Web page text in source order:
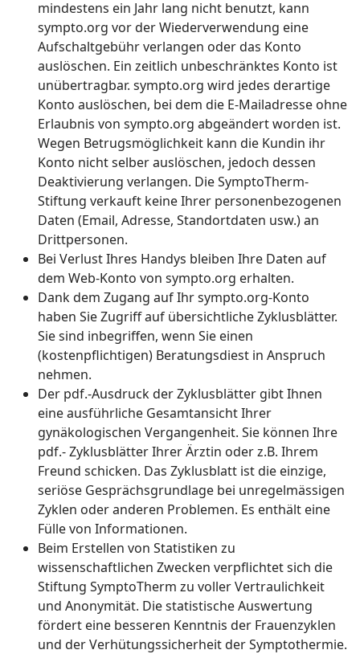
mindestens ein Jahr lang nicht benutzt, kann
sympto.org vor der Wiederverwendung eine
Aufschaltgebühr verlangen oder das Konto
auslöschen. Ein zeitlich unbeschränktes Konto ist
unübertragbar. sympto.org wird jedes derartige
Konto auslöschen, bei dem die E-Mailadresse ohne
Erlaubnis von sympto.org abgeändert worden ist.
Wegen Betrugsmöglichkeit kann die Kundin ihr
Konto nicht selber auslöschen, jedoch dessen
Deaktivierung verlangen. Die SymptoTherm-
Stiftung verkauft keine Ihrer personenbezogenen
Daten (Email, Adresse, Standortdaten usw.) an
Drittpersonen.
Bei Verlust Ihres Handys bleiben Ihre Daten auf
dem Web-Konto von sympto.org erhalten.
Dank dem Zugang auf Ihr sympto.org-Konto
haben Sie Zugriff auf übersichtliche Zyklusblätter.
Sie sind inbegriffen, wenn Sie einen
(kostenpflichtigen) Beratungsdiest in Anspruch
nehmen.
Der pdf.-Ausdruck der Zyklusblätter gibt Ihnen
eine ausführliche Gesamtansicht Ihrer
gynäkologischen Vergangenheit. Sie können Ihre
pdf.- Zyklusblätter Ihrer Ärztin oder z.B. Ihrem
Freund schicken. Das Zyklusblatt ist die einzige,
seriöse Gesprächsgrundlage bei unregelmässigen
Zyklen oder anderen Problemen. Es enthält eine
Fülle von Informationen.
Beim Erstellen von Statistiken zu
wissenschaftlichen Zwecken verpflichtet sich die
Stiftung SymptoTherm zu voller Vertraulichkeit
und Anonymität. Die statistische Auswertung
fördert eine besseren Kenntnis der Frauenzyklen
und der Verhütungssicherheit der Symptothermie.